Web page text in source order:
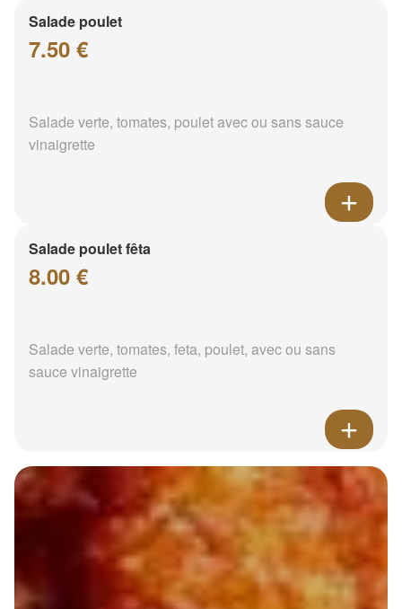
Salade poulet
7.50 €
Salade verte, tomates, poulet avec ou sans sauce
vinaigrette
Salade poulet fêta
8.00 €
Salade verte, tomates, feta, poulet, avec ou sans
sauce vinaigrette